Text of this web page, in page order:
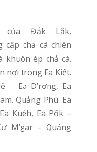
cấp chả cá chiên
khuôn ép chả cá.
nơi trong Ea Kiết.
– Ea D’rơng, Ea
Quảng Phú. Ea
Kuêh, Ea Pốk –
M’gar – Quảng